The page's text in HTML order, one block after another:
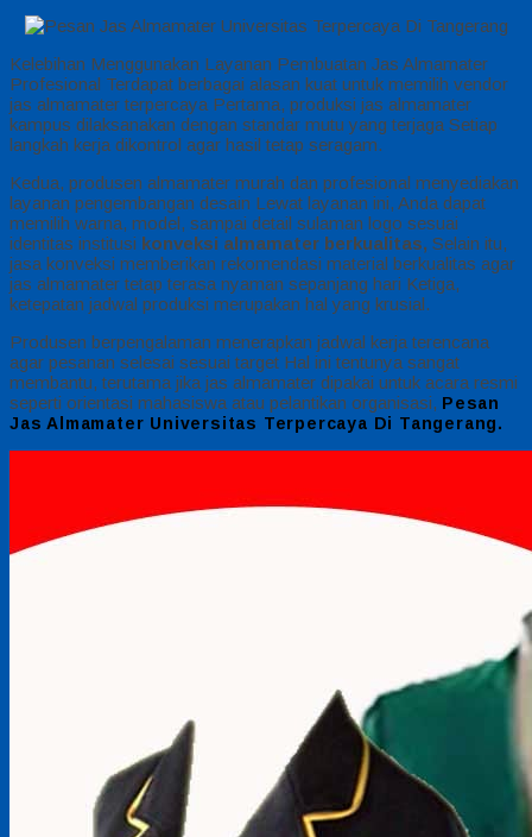
Kelebihan Menggunakan Layanan Pembuatan Jas Almamater
Profesional Terdapat berbagai alasan kuat untuk memilih vendor
jas almamater terpercaya Pertama, produksi jas almamater
kampus dilaksanakan dengan standar mutu yang terjaga Setiap
langkah kerja dikontrol agar hasil tetap seragam.
Kedua, produsen almamater murah dan profesional menyediakan
layanan pengembangan desain Lewat layanan ini, Anda dapat
memilih warna, model, sampai detail sulaman logo sesuai
identitas institusi konveksi almamater berkualitas, Selain itu,
jasa konveksi memberikan rekomendasi material berkualitas agar
jas almamater tetap terasa nyaman sepanjang hari Ketiga,
ketepatan jadwal produksi merupakan hal yang krusial.
Produsen berpengalaman menerapkan jadwal kerja terencana
agar pesanan selesai sesuai target Hal ini tentunya sangat
membantu, terutama jika jas almamater dipakai untuk acara resmi
seperti orientasi mahasiswa atau pelantikan organisasi, Pesan
Jas Almamater Universitas Terpercaya Di Tangerang.